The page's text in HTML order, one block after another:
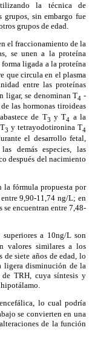
la técnica de
grupos, sin embargo fue
grupos de edad.
el fraccionamiento de la
se unen a la proteína
ligada a la proteína
que circula en el plasma
entre las proteínas
ligar, se denominan T4 -
las hormonas tiroideas
de T3 y T4 a la
3 y tetrayodotironina T4
el desarrollo fetal,
demás especies, las
después del nacimiento
la fórmula propuesta por
9,90-11,74 ng/L; en
encuentran entre 7,48-
superiores a 10ng/L son
valores similares a los
de siete años de edad, lo
ligera disminución de la
TRH, cuya síntesis y
lo cual podría
se convierten en una
de la función